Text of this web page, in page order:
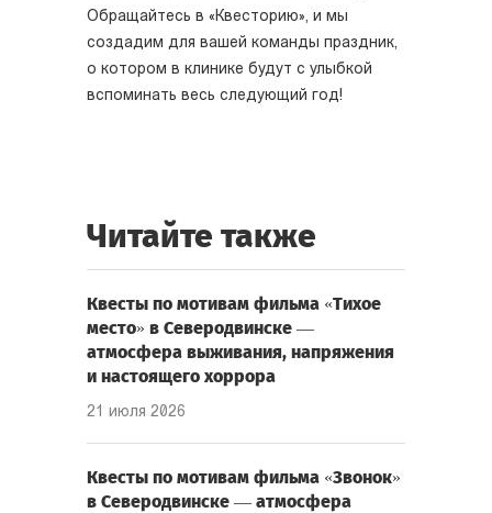
Обращайтесь в «Квесторию», и мы
создадим для вашей команды праздник,
о котором в клинике будут с улыбкой
вспоминать весь следующий год!
Читайте также
Квесты по мотивам фильма «Тихое
место» в Северодвинске —
атмосфера выживания, напряжения
и настоящего хоррора
21 июля 2026
Квесты по мотивам фильма «Звонок»
в Северодвинске — атмосфера